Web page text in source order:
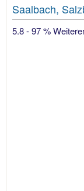
Saalbach,
5.8 - 97 %